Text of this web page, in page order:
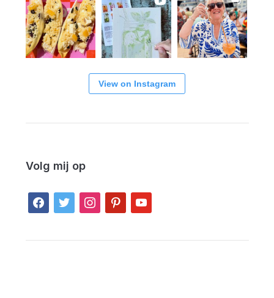
View on Instagram
Volg mij op
facebook
twitter instagrampinterestyoutube